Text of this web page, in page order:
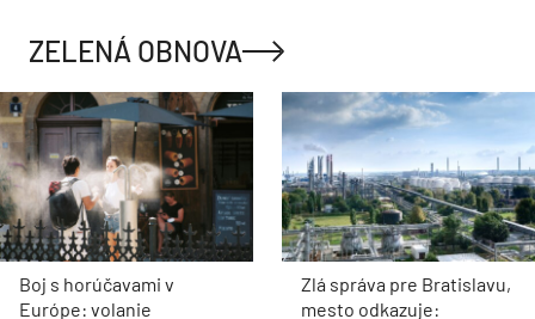
ZELENÁ OBNOVA
Boj s horúčavami v
Európe: volanie
Zlá správa pre Bratislavu,
mesto odkazuje: